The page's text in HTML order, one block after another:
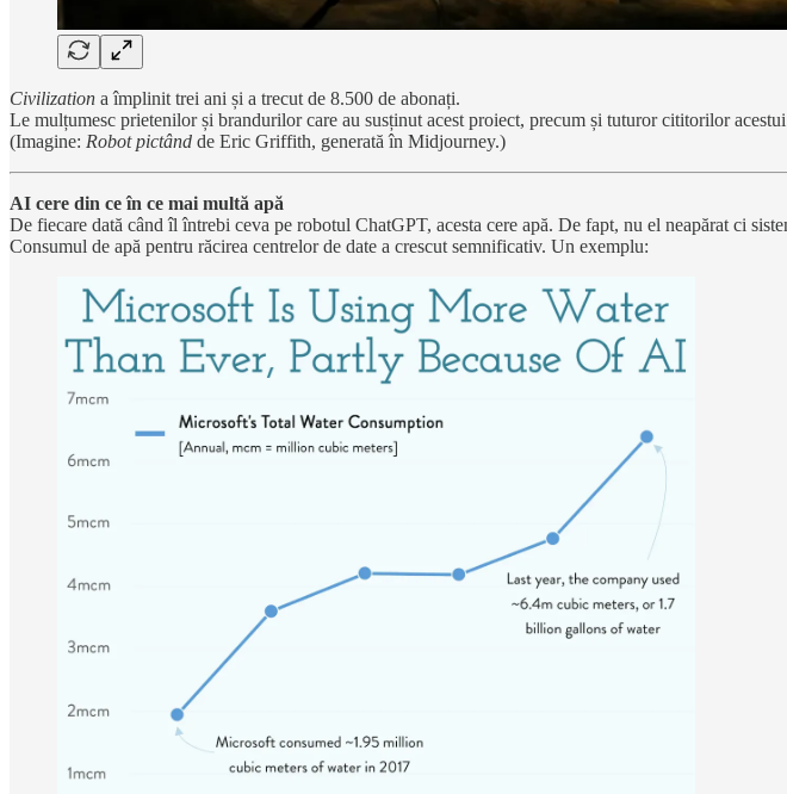
Civilization a împlinit trei ani și a trecut de 8.500 de abonați.
Le mulțumesc prietenilor și brandurilor care au susținut acest proiect, precum și tuturor cititorilor
(Imagine: Robot pictând de Eric Griffith, generată în Midjourney.)
AI cere din ce în ce mai multă apă
De fiecare dată când îl întrebi ceva pe robotul ChatGPT, acesta cere apă. De fapt, nu el neapărat ci
Consumul de apă pentru răcirea centrelor de date a crescut semnificativ. Un exemplu: